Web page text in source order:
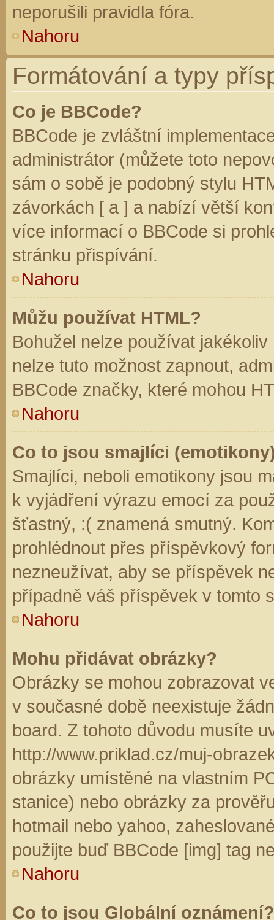
neporušili pravidla fóra.
Nahoru
Formátování a typy
Co je BBCode?
BBCode je zvláštní
administrátor (můžete toto
sám o sobě je podobný stylu
závorkách [ a ] a nabízí větší
více informací o BBCode si
stránku přispívání.
Nahoru
Můžu používat HTML?
Bohužel nelze používat
nelze tuto možnost zapnout,
BBCode značky, které mohou
Nahoru
Co to jsou smajlíci
Smajlíci, neboli emotikony jsou
k vyjádření výrazu emocí za
šťastný, :( znamená smutný.
prohlédnout přes příspěvkový
nezneužívat, aby se příspěvek
případně váš příspěvek v tomto
Nahoru
Mohu přidávat obrázky?
Obrázky se mohou zobrazovat
v současné době neexistuje
board. Z tohoto důvodu musíte
http://www.priklad.cz/muj-
obrázky umístěné na vlastním
stanice) nebo obrázky za
hotmail nebo yahoo,
použijte buď BBCode [img] tag
Nahoru
Co to jsou Globální oznámení?